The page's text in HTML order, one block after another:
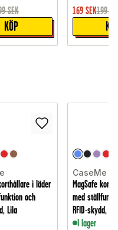
SEK
KÖP
169 SEK199
i läder
och
Lila
CaseMe
MagSafe
med
RFID-skydd, Blå
I lager